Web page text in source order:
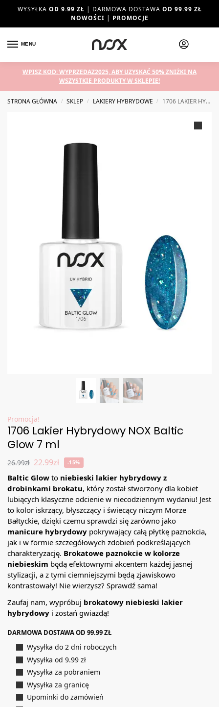
WYSYŁKA OD 9.99 ZŁ | DARMOWA DOSTAWA OD 99.99 ZŁ
NOWOŚCI | PROMOCJE
MENU
WPISZ KOD: WYPRZEDAZ2025, ABY UZYSKAĆ 50% ZNIŻKI NA
WSZYSTKIE PRODUKTY W SKLEPIE!
STRONA GŁÓWNA / SKLEP / LAKIERY HYBRYDOWE / 1706 LAKIER HYBRYDOWY NOX BALTIC GLOW 7 ML
Promocja!
1706 Lakier Hybrydowy NOX Baltic
Glow 7 ml
26.99zł 22.99zł -15%
Baltic Glow to niebieski lakier hybrydowy z
drobinkami brokatu, który został stworzony dla kobiet
lubiących klasyczne odcienie w niecodziennym wydaniu! Jest
to kolor iskrzący, błyszczący i świecący niczym Morze
Bałtyckie, dzięki czemu sprawdzi się zarówno jako
manicure hybrydowy pokrywający całą płytkę paznokcia,
jak i w formie szczegółowych zdobień podkreślających
charakteryzację. Brokatowe paznokcie w kolorze
niebieskim będą efektownymi akcentem każdej jasnej
stylizacji, a z tymi ciemniejszymi będą zjawiskowo
kontrastowały! Nie wierzysz? Sprawdź sama!
Zaufaj nam, wypróbuj brokatowy niebieski lakier
hybrydowy i zostań gwiazdą!
DARMOWA DOSTAWA OD 99.99 ZŁ
Wysyłka do 2 dni roboczych
Wysyłka od 9.99 zł
Wysyłka za pobraniem
Wysyłka za granicę
Upominki do zamówień